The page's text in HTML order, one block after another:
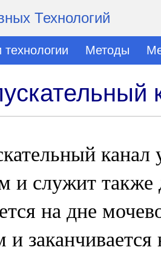
Технологий
Методы
и служит
на дне
и